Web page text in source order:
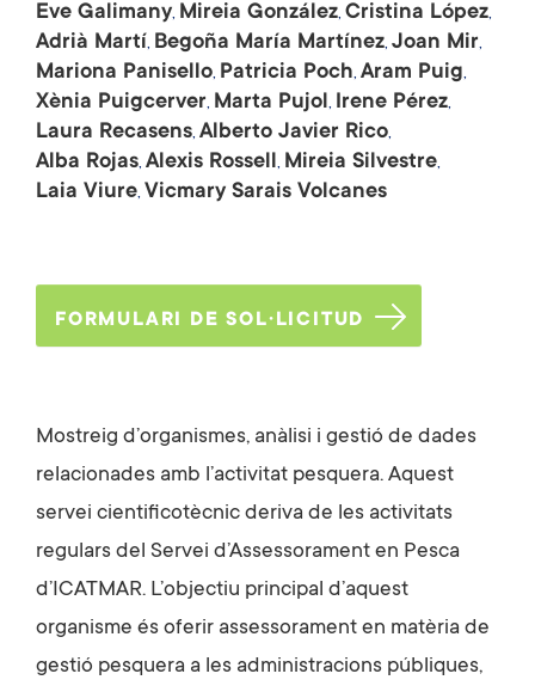
Eve Galimany Mireia González Cristina López
Adrià Martí Begoña María Martínez Joan Mir
Mariona Panisello Patricia Poch Aram Puig
Xènia Puigcerver Marta Pujol Irene Pérez
Laura Recasens Alberto Javier Rico
Alba Rojas Alexis Rossell Mireia Silvestre
Laia Viure Vicmary Sarais Volcanes
FORMULARI DE SOL·LICITUD
Mostreig d’organismes, anàlisi i gestió de dades
relacionades amb l’activitat pesquera. Aquest
servei cientificotècnic deriva de les activitats
regulars del Servei d’Assessorament en Pesca
d’ICATMAR. L’objectiu principal d’aquest
organisme és oferir assessorament en matèria de
gestió pesquera a les administracions públiques,